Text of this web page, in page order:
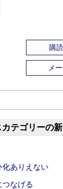
購
メ
テゴリーの
化ありえない
なげる